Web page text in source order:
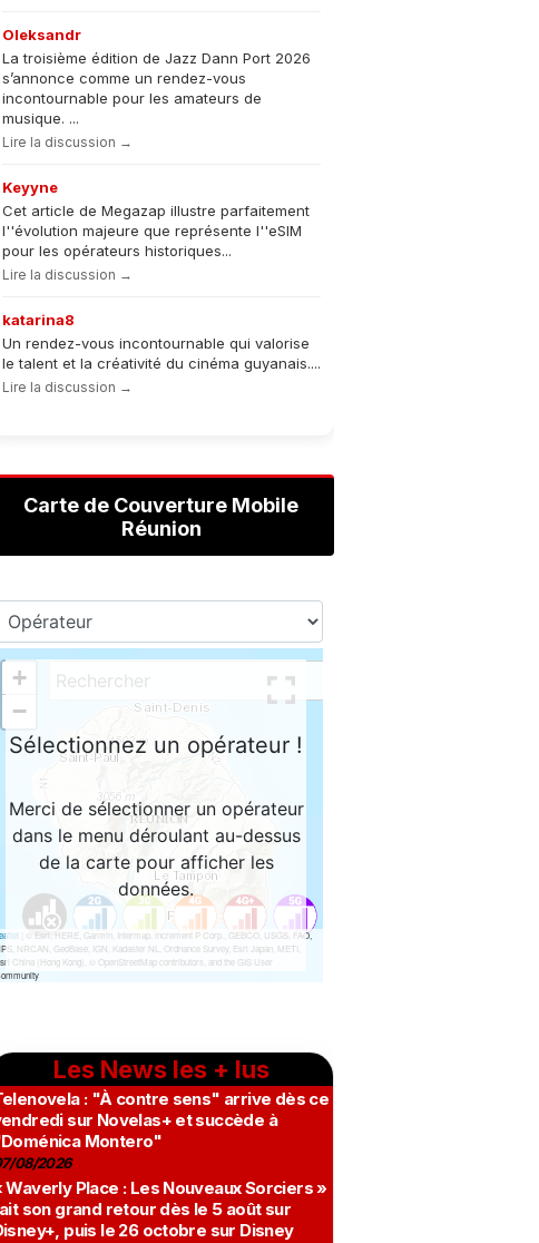
Oleksandr
La troisième édition de Jazz Dann Port 2026
s’annonce comme un rendez-vous
incontournable pour les amateurs de
musique. ...
Lire la discussion →
Keyyne
Cet article de Megazap illustre parfaitement
l''évolution majeure que représente l''eSIM
pour les opérateurs historiques...
Lire la discussion →
katarina8
Un rendez-vous incontournable qui valorise
le talent et la créativité du cinéma guyanais....
Lire la discussion →
Carte de Couverture Mobile
Réunion
Les News les + lus
: "À contre sens" arrive dès ce
sur Novelas+ et succède à
Montero"
08/2026
Waverly Place : Les Nouveaux Sorciers »
son grand retour dès le 5 août sur
puis le 26 octobre sur Disney